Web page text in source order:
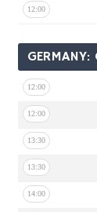
12:00
GERMANY:
12:00
12:00
13:30
13:30
14:00